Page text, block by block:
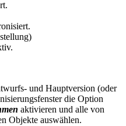
und Hauptversion (oder
die Option
aktivieren und alle von
Objekte auswählen.